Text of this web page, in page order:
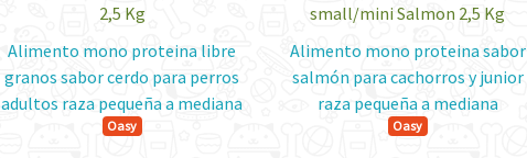
2,5 Kg
Alimento mono proteina libre
granos sabor cerdo para perros
adultos raza pequeña a mediana
Oasy
small/mini Salmon 2,5 Kg
Alimento mono proteina sabor
salmón para cachorros y junior
raza pequeña a mediana
Oasy